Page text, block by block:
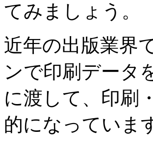
てみましょう。
近年の出版業界
ンで印刷データ
に渡して、印刷
的になっていま